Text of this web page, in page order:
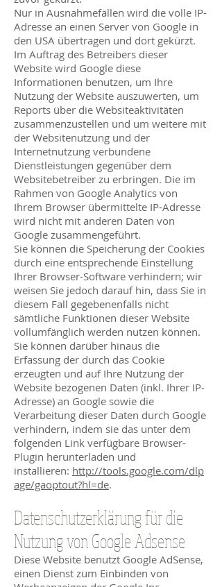
Nur in Ausnahmefällen wird die volle IP-
Adresse an einen Server von Google in
den USA übertragen und dort gekürzt.
Im Auftrag des Betreibers dieser
Website wird Google diese
Informationen benutzen, um Ihre
Nutzung der Website auszuwerten, um
Reports über die Websiteaktivitäten
zusammenzustellen und um weitere mit
der Websitenutzung und der
Internetnutzung verbundene
Dienstleistungen gegenüber dem
Websitebetreiber zu erbringen. Die im
Rahmen von Google Analytics von
Ihrem Browser übermittelte IP-Adresse
wird nicht mit anderen Daten von
Google zusammengeführt.
Sie können die Speicherung der Cookies
durch eine entsprechende Einstellung
Ihrer Browser-Software verhindern; wir
weisen Sie jedoch darauf hin, dass Sie in
diesem Fall gegebenenfalls nicht
sämtliche Funktionen dieser Website
vollumfänglich werden nutzen können.
Sie können darüber hinaus die
Erfassung der durch das Cookie
erzeugten und auf Ihre Nutzung der
Website bezogenen Daten (inkl. Ihrer IP-
Adresse) an Google sowie die
Verarbeitung dieser Daten durch Google
verhindern, indem sie das unter dem
folgenden Link verfügbare Browser-
Plugin herunterladen und
installieren: http://tools.google.com/dlp
age/gaoptout?hl=de.
Datenschutzerklärung für die
Nutzung von Google Adsense
Diese Website benutzt Google AdSense,
einen Dienst zum Einbinden von